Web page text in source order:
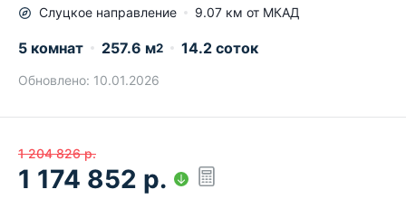
Слуцкое направление 9.07 км от МКАД
5 комнат 257.6 м2 14.2 соток
Обновлено: 10.01.2026
1 204 826 р.
1 174 852 р.